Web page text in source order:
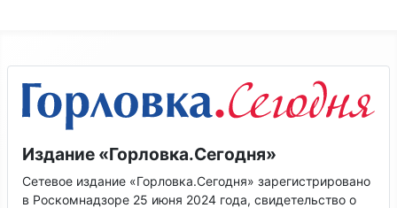
Издание «Горловка.Сегодня»
Сетевое издание «Горловка.Сегодня» зарегистрировано
в Роскомнадзоре 25 июня 2024 года, свидетельство о